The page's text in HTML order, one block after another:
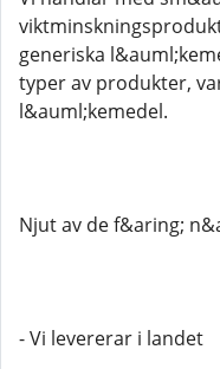
generiska
typer av produkter,
l&auml;kemedel.
Njut av de f&aring;
- Vi levererar i landet